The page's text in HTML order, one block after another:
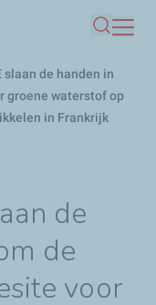
Zoeken
slaan de handen in
groene waterstof op
in Frankrijk
de
de
voor